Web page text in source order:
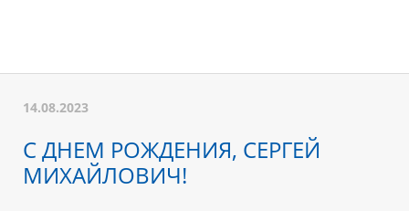
14.08.2023
С ДНЕМ РОЖДЕНИЯ, СЕРГЕЙ
МИХАЙЛОВИЧ!